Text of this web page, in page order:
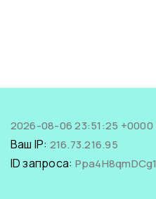
2026-08-06 23:51:25 +0000
Ваш IP: 216.73.216.95
ID запроса: Ppa4H8qmDCg1